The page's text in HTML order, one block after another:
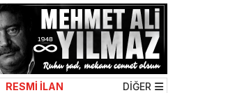
RESMİ İLAN DİĞER